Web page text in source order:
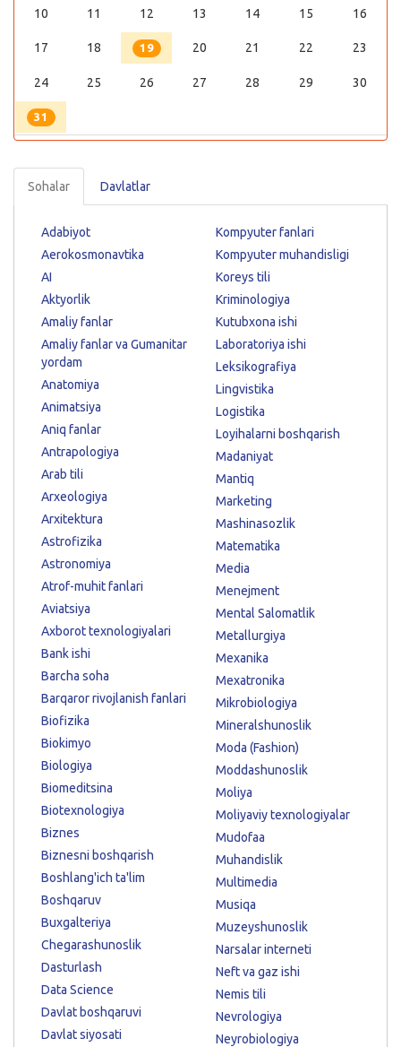
10 11 12 13 14 15 16
17 18 19 20 21 22 23
24 25 26 27 28 29 30
31
Sohalar Davlatlar
Adabiyot
Aerokosmonavtika
AI
Aktyorlik
Amaliy fanlar
Amaliy fanlar va Gumanitar
yordam
Anatomiya
Animatsiya
Aniq fanlar
Antrapologiya
Arab tili
Arxeologiya
Arxitektura
Astrofizika
Astronomiya
Atrof-muhit fanlari
Aviatsiya
Axborot texnologiyalari
Bank ishi
Barcha soha
Barqaror rivojlanish fanlari
Biofizika
Biokimyo
Biologiya
Biomeditsina
Biotexnologiya
Biznes
Biznesni boshqarish
Boshlang'ich ta'lim
Boshqaruv
Buxgalteriya
Chegarashunoslik
Dasturlash
Data Science
Davlat boshqaruvi
Davlat siyosati
Kompyuter fanlari
Kompyuter muhandisligi
Koreys tili
Kriminologiya
Kutubxona ishi
Laboratoriya ishi
Leksikografiya
Lingvistika
Logistika
Loyihalarni boshqarish
Madaniyat
Mantiq
Marketing
Mashinasozlik
Matematika
Media
Menejment
Mental Salomatlik
Metallurgiya
Mexanika
Mexatronika
Mikrobiologiya
Mineralshunoslik
Moda (Fashion)
Moddashunoslik
Moliya
Moliyaviy texnologiyalar
Mudofaa
Muhandislik
Multimedia
Musiqa
Muzeyshunoslik
Narsalar interneti
Neft va gaz ishi
Nemis tili
Nevrologiya
Neyrobiologiya